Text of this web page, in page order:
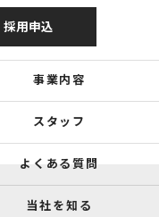
採用申込
事業内容
スタッフ
よくある質問
当社を知る